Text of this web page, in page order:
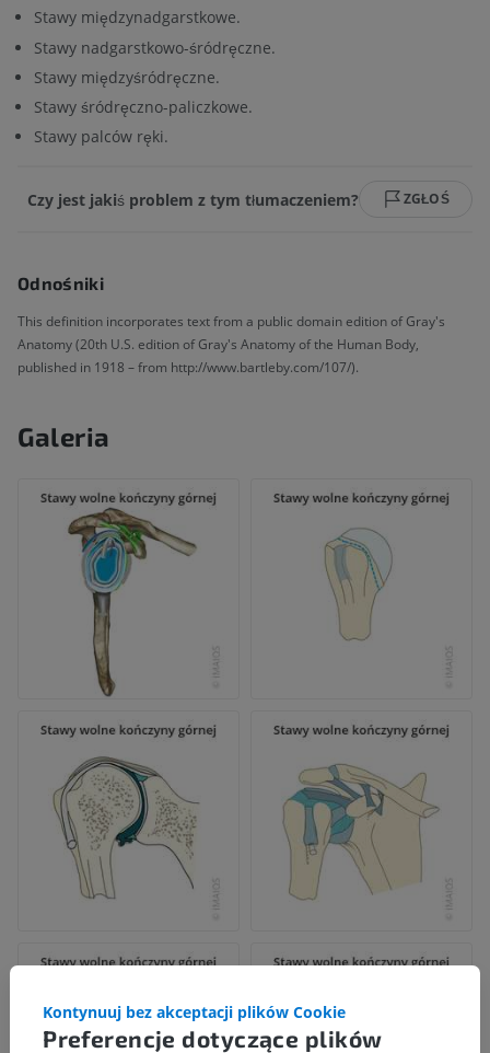
Stawy międzynadgarstkowe.
Stawy nadgarstkowo-śródręczne.
Stawy międzyśródręczne.
Stawy śródręczno-paliczkowe.
Stawy palców ręki.
Czy jest jakiś problem z tym tłumaczeniem? ZGŁOŚ
Odnośniki
This definition incorporates text from a public domain edition of Gray's
Anatomy (20th U.S. edition of Gray's Anatomy of the Human Body,
published in 1918 – from http://www.bartleby.com/107/).
Galeria
Preferencje dotyczące plików
Kontynuuj bez akceptacji plików Cookie